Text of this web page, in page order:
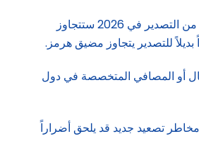
يقوم قرار فيتش، في جانب رئيسي منه، على قوة البنية التحتية النفطية في أبوظبي. فقد أوضحت الوكالة، في بيانها الصادر عن مكتبها في لندن، أن إيرادات أبوظبي من التصدير في 2026 ستتجاوز
أو المصافي المتخصصة في دول
كما نبّهت إلى مخاطر تصعيد جديد قد يلحق أضراراً